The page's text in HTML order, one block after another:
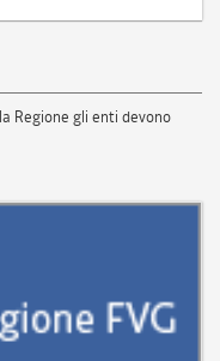
Regione gli enti devono